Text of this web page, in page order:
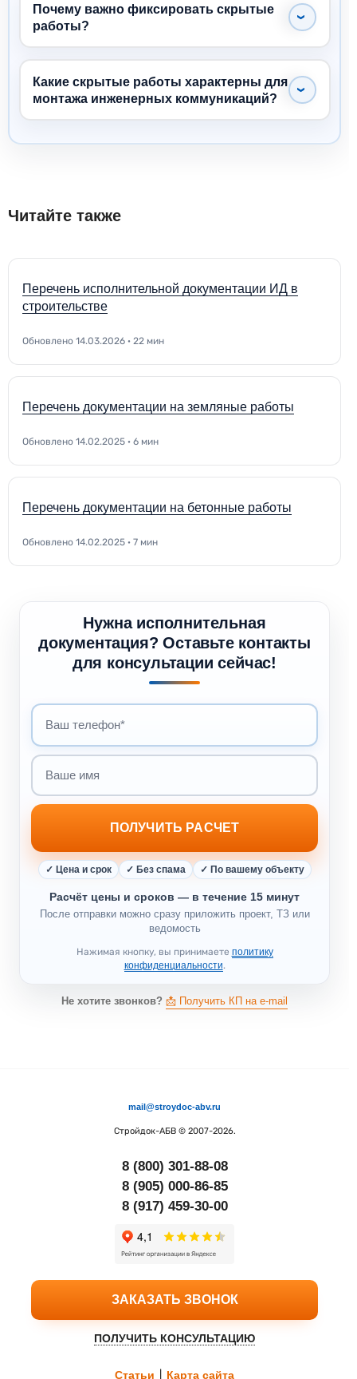
Почему важно фиксировать скрытые
работы?
Какие скрытые работы характерны для
монтажа инженерных коммуникаций?
Читайте также
Перечень исполнительной документации ИД в
строительстве
Обновлено 14.03.2026 · 22 мин
Перечень документации на земляные работы
Обновлено 14.02.2025 · 6 мин
Перечень документации на бетонные работы
Обновлено 14.02.2025 · 7 мин
Нужна исполнительная
документация? Оставьте контакты
для консультации сейчас!
Ваш телефон
Ваше имя
ПОЛУЧИТЬ РАСЧЕТ
✓ Цена и срок ✓ Без спама ✓ По вашему объекту
Расчёт цены и сроков — в течение 15 минут
После отправки можно сразу приложить проект, ТЗ или
ведомость
Нажимая кнопку, вы принимаете политику
конфиденциальности.
Не хотите звонков? 📩 Получить КП на e-mail
mail@stroydoc-abv.ru
Стройдок-АБВ© 2007-2026.
ЗАКАЗАТЬ ЗВОНОК
ПОЛУЧИТЬ КОНСУЛЬТАЦИЮ
8 (800) 301-88-08
8 (905) 000-86-85
8 (917) 459-30-00
Статьи Карта сайта